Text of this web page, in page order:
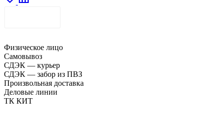
Физическое лицо
Самовывоз
СДЭК — курьер
СДЭК — забор из ПВЗ
Произвольная доставка
Деловые линии
ТК КИТ